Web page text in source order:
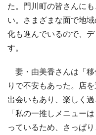
た。門川町の皆さんに
い。さまざまな面で地
化も進んでいるので、
す。
妻・由美香さんは「
りで不安もあった。店
出会いもあり、楽しく
「私の一推しメニュー
っているため、さっぱ